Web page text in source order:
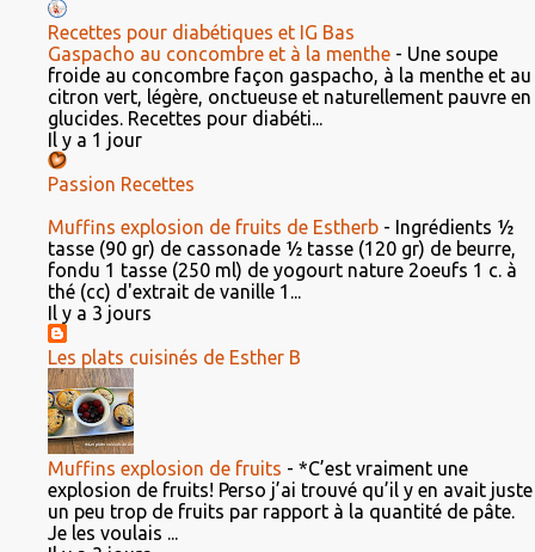
Recettes pour diabétiques et IG Bas
Gaspacho au concombre et à la menthe - Une soupe
froide au concombre façon gaspacho, à la menthe et au
citron vert, légère, onctueuse et naturellement pauvre en
glucides. Recettes pour diabéti...
Il y a 1 jour
Passion Recettes
Muffins explosion de fruits de Estherb - Ingrédients ½
tasse (90 gr) de cassonade ½ tasse (120 gr) de beurre,
fondu 1 tasse (250 ml) de yogourt nature 2oeufs 1 c. à
thé (cc) d'extrait de vanille 1...
Il y a 3 jours
Les plats cuisinés de Esther B
Muffins explosion de fruits - *C’est vraiment une
explosion de fruits! Perso j’ai trouvé qu’il y en avait juste
un peu trop de fruits par rapport à la quantité de pâte.
Je les voulais ...